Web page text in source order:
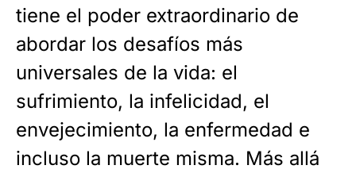
tiene el poder extraordinario de
abordar los desafíos más
universales de la vida: el
sufrimiento, la infelicidad, el
envejecimiento, la enfermedad e
incluso la muerte misma. Más allá